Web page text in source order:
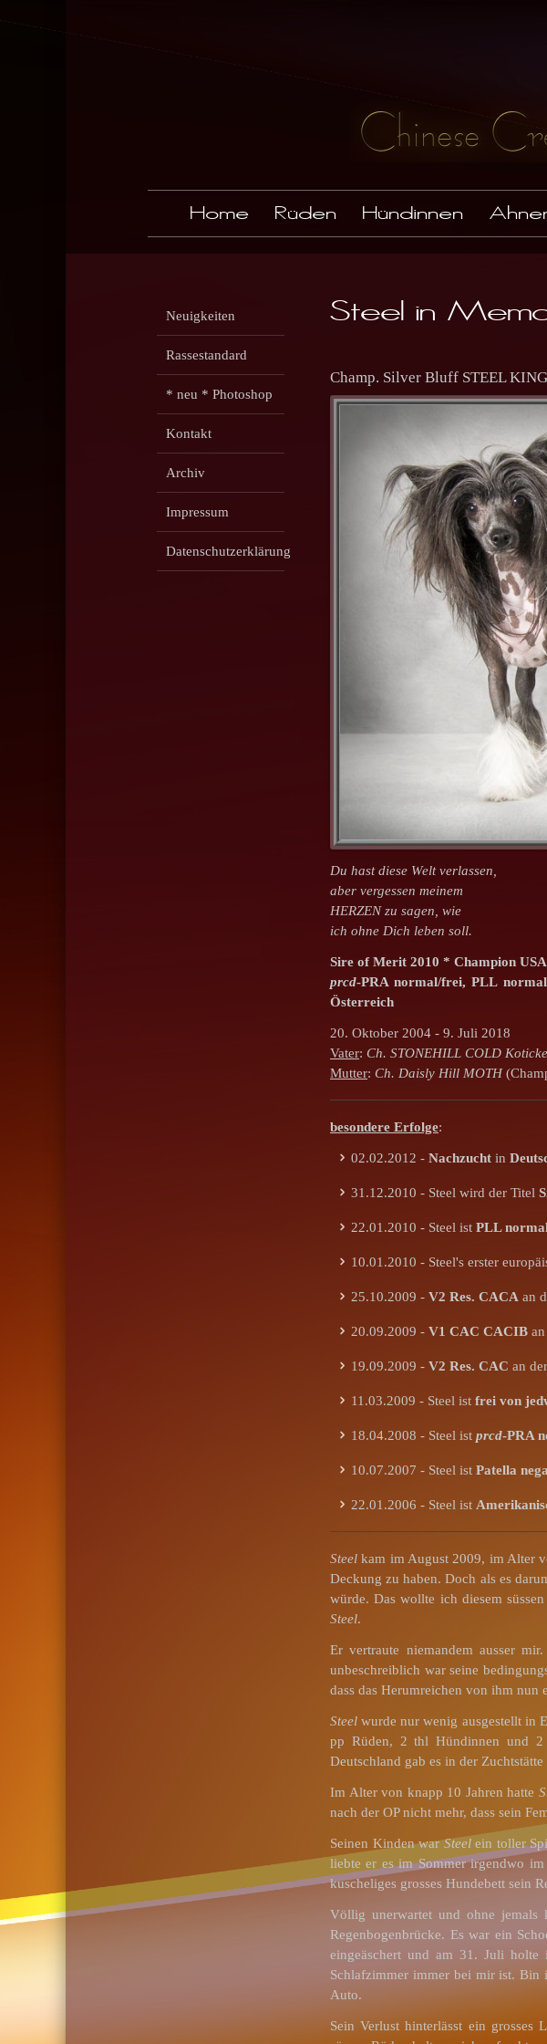
Home Rüden Hündinnen
Neuigkeiten
Rassestandard
* neu * Photoshop
Kontakt
Archiv
Impressum
Datenschutzerklärung
Steel in
Champ. Silver Bluff STEEL
Du hast diese Welt verlassen,
aber vergessen meinem
HERZEN zu sagen, wie
ich ohne Dich leben soll.
Sire of Merit 2010 * Champion USA
prcd-PRA normal/frei,PLL
Österreich
20. Oktober 2004 - 9. Juli 2018
Vater: Ch. STONEHILL COLD
Mutter: Ch. Daisly Hill MOTH
besondere Erfolge:
02.02.2012 - Nachzucht in
31.12.2010 - Steel wird der Titel
22.01.2010 - Steel ist PLL
10.01.2010 - Steel's erster
25.10.2009 - V2 Res. CACA an
20.09.2009 - V1 CAC CACIB
19.09.2009 - V2 Res. CAC an
11.03.2009 - Steel ist frei von
18.04.2008 - Steel ist prcd-PRA
10.07.2007 - Steel ist Patella
22.01.2006 - Steel ist
Steel kam im August 2009, im Alter
Deckung zu haben. Doch als es
würde. Das wollte ich diesem
Steel.
Er vertraute niemandem ausser
unbeschreiblich war seine
dass das Herumreichen von ihm nun
Steel wurde nur wenig ausgestellt in
pp Rüden, 2 thl Hündinnen und 2
Deutschland gab es in der Zuchtstätte
Im Alter von knapp 10 Jahren hatte
nach der OP nicht mehr, dass sein
Seinen Kinden warSteelein toller
liebte er es im Sommer irgendwo
kuscheliges grosses Hundebett sein
Völlig unerwartet und ohne jemals
Regenbogenbrücke. Es war ein
eingeäschert und am 31. Juli
Schlafzimmer immer bei mir ist. Bin
Auto.
Sein Verlust hinterlässt ein grosses